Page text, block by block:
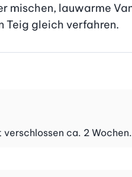
mischen, lauwarme
Teig gleich verfahren.
ca. 2 Wochen.